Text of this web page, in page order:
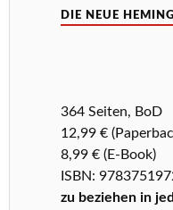
DIE NEUE
364 Seiten, BoD
12,99 €
8,99 € (E-Book)
ISBN:
zu beziehen in